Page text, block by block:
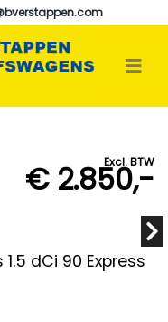
Excl. BTW
€ 2.850,-
1.5 dCi 90 Express